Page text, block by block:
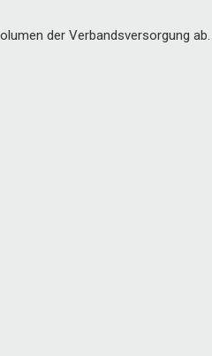
der Verbandsversorgung ab.